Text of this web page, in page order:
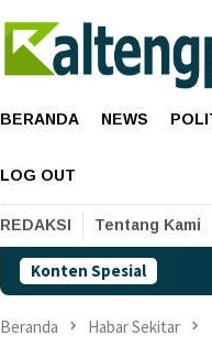
BERANDA NEWS
LOG OUT
REDAKSI Tentang Kami
Konten Spesial
Beranda Habar Sekitar